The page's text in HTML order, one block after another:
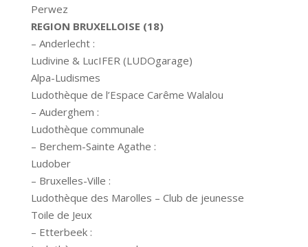
Perwez
REGION BRUXELLOISE (18)
– Anderlecht :
Ludivine & LucIFER (LUDOgarage)
Alpa-Ludismes
Ludothèque de l’Espace Carême Walalou
– Auderghem :
Ludothèque communale
– Berchem-Sainte Agathe :
Ludober
– Bruxelles-Ville :
Ludothèque des Marolles – Club de jeunesse
Toile de Jeux
– Etterbeek :